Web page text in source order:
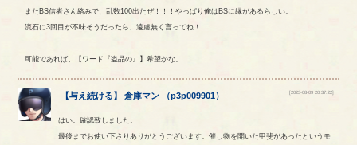
またBS信者さん絡みで、乱数100出たぜ！！！やっぱり俺はBSに縁があるらしい。
流石に3回目が不味そうだったら、遠慮無く言ってね！
可能であれば、【ワード『盗品の』】希望かな。
【与え続ける】倉庫マン （p3p009901） [2023-08-09 20:37:22]
はい。確認致しました。
最後までお使い下さりありがとうございます。催し物を開いた甲斐があったというモ